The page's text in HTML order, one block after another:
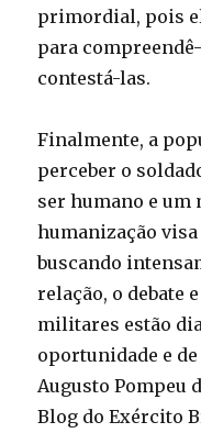
primordial, pois
para
contestá-las.
Finalmente, a
perceber o
ser humano e um
humanização
buscando
relação, o debate
militares estão
oportunidade e
Augusto Pompeu
Blog do Exército